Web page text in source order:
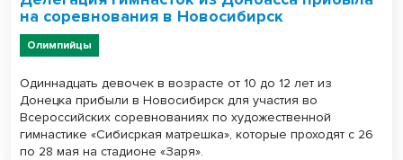
на соревнования в Новосибирск
Олимпийцы
Одиннадцать девочек в возрасте от 10 до 12 лет из
Донецка прибыли в Новосибирск для участия во
Всероссийских соревнованиях по художественной
гимнастике «Сибисркая матрешка», которые проходят с 26
по 28 мая на стадионе «Заря».